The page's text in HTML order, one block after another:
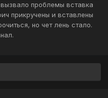
проблемы вставка
прикручены и вставлены
но чет лень стало.